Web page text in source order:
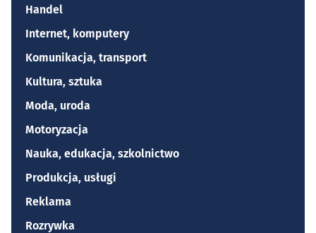
Handel
Internet, komputery
Komunikacja, transport
Kultura, sztuka
Moda, uroda
Motoryzacja
Nauka, edukacja, szkolnictwo
Produkcja, usługi
Reklama
Rozrywka